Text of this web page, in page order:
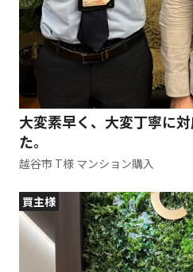
大変素早く、大変丁寧に
た。
越谷市 T様 マンション購入
買主様